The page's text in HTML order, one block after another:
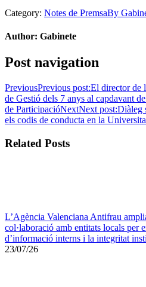
Category: Notes de PremsaBy
Author: Gabinete
Post navigation
PreviousPrevious post:El director de
de Gestió dels 7 anys al capdavant
de ParticipacióNextNext post:Diàleg
els codis de conducta en la
Related Posts
L’Agència Valenciana Antifrau
col·laboració amb entitats locals per
d’informació interns i la integritat
23/07/26